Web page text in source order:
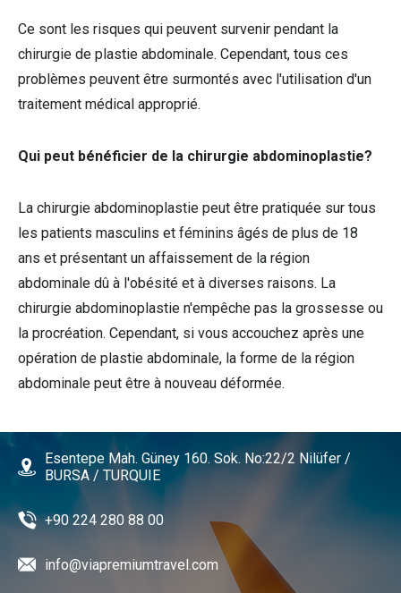
Ce sont les risques qui peuvent survenir pendant la
chirurgie de plastie abdominale. Cependant, tous ces
problèmes peuvent être surmontés avec l'utilisation d'un
traitement médical approprié.
Qui peut bénéficier de la chirurgie abdominoplastie?
La chirurgie abdominoplastie peut être pratiquée sur tous
les patients masculins et féminins âgés de plus de 18
ans et présentant un affaissement de la région
abdominale dû à l'obésité et à diverses raisons. La
chirurgie abdominoplastie n'empêche pas la grossesse ou
la procréation. Cependant, si vous accouchez après une
opération de plastie abdominale, la forme de la région
abdominale peut être à nouveau déformée.
Esentepe Mah. Güney 160. Sok. No:22/2 Nilüfer /
BURSA / TURQUIE
+90 224 280 88 00
info@viapremiumtravel.com